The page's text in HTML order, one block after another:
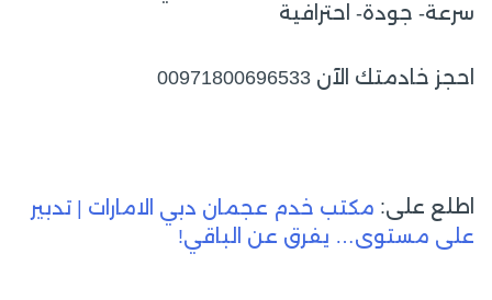
سرعة- جودة- احترافية
احجز خادمتك الآن 00971800696533
اطلع على: مكتب خدم عجمان دبي الامارات | تدبير
على مستوى… يفرق عن الباقي!